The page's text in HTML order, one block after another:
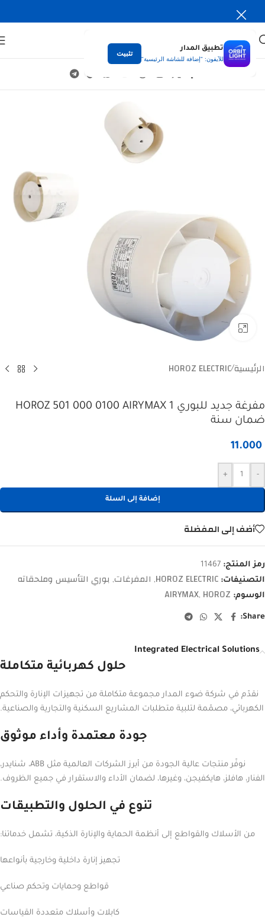
تطبيق المدار
للآيفون: "إضافة للشاشة الرئيسية"
تثبيت
Click to enlarge
الرئيسية/
HOROZ ELECTRIC
مفرغة جديد للبوري HOROZ 501 000 0100 AIRYMAX 1
ضمان سنة
11.000
-
+
إضافة إلى السلة
أضف إلى المفضلة
رمز المنتج: 11467
التصنيفات: HOROZ ELECTRIC
, المفرغات, بوري التأسيس وملحقاته
الوسوم: AIRYMAX, HOROZ
Share:
Integrated Electrical Solutions
حلول كهربائية متكاملة
نقدّم في شركة ضوء المدار مجموعة متكاملة من تجهيزات الإنارة والتحكم
الكهربائي، مصمّمة لتلبية متطلبات المشاريع السكنية والتجارية والصناعية.
جودة معتمدة وأداء موثوق
نوفّر منتجات عالية الجودة من أبرز الشركات العالمية مثل ABB، شنايدر،
الفنار، هافلز، هايكفيجن، وغيرها، لضمان الأداء والاستقرار في جميع الظروف.
تنوع في الحلول والتطبيقات
من الأسلاك والقواطع إلى أنظمة الحماية والإنارة الذكية، تشمل خدماتنا:
تجهيز إنارة داخلية وخارجية بأنواعها
قواطع وحمايات وتحكم صناعي
كابلات وأسلاك متعددة القياسات